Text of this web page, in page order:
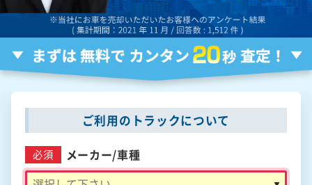
ご利用のトラックについて
必須 メーカー/車種